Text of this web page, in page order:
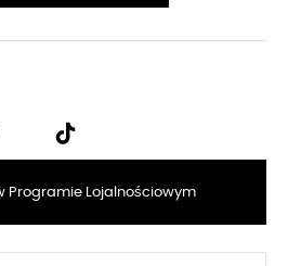
Programie Lojalnościowym